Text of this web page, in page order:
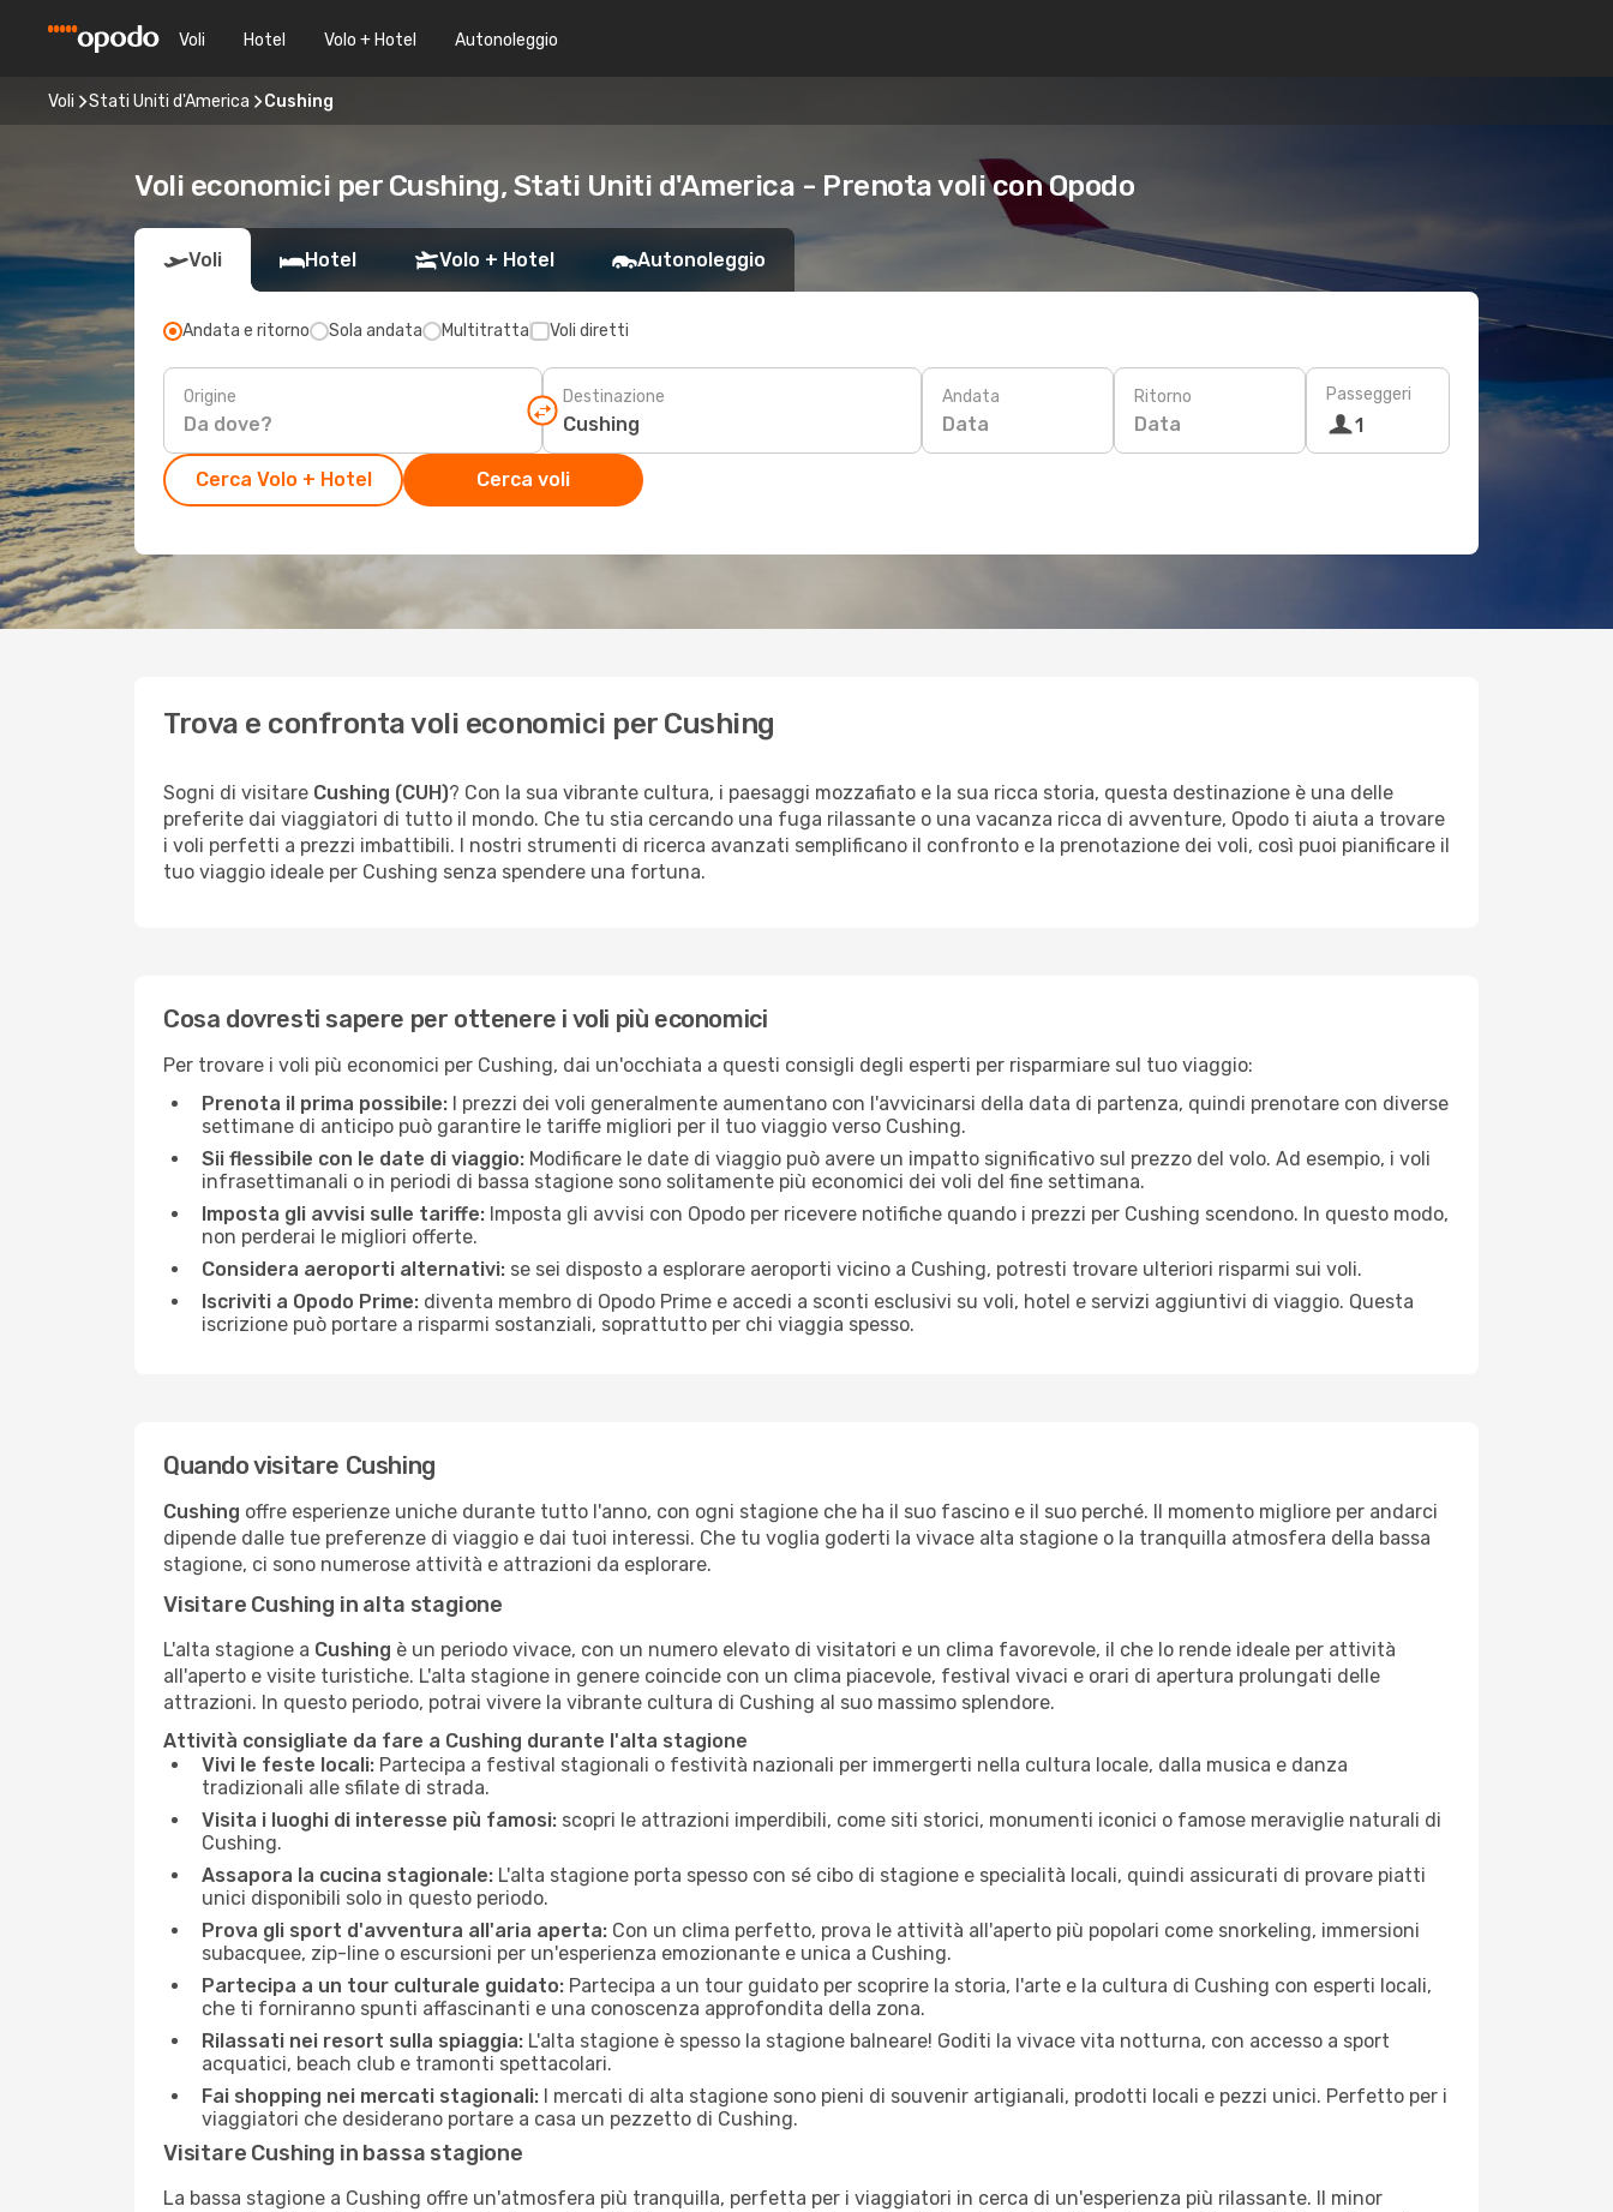
Voli Hotel Volo + Hotel Autonoleggio
Voli Stati Uniti d'America Cushing
Voli economici per Cushing, Stati Uniti d'America - Prenota voli con Opodo
Voli Hotel Volo + Hotel Autonoleggio
Andata e ritorno Sola andata Multitratta Voli diretti
Origine Destinazione Andata
Data
Ritorno
Data
Passeggeri
1
Cerca Volo + Hotel Cerca voli
Trova e confronta voli economici per Cushing
Sogni di visitare Cushing (CUH)? Con la sua vibrante cultura, i paesaggi mozzafiato e la sua ricca storia, questa destinazione è una delle
preferite dai viaggiatori di tutto il mondo. Che tu stia cercando una fuga rilassante o una vacanza ricca di avventure, Opodo ti aiuta a trovare
i voli perfetti a prezzi imbattibili. I nostri strumenti di ricerca avanzati semplificano il confronto e la prenotazione dei voli, così puoi pianificare il
tuo viaggio ideale per Cushing senza spendere una fortuna.
Cosa dovresti sapere per ottenere i voli più economici
Per trovare i voli più economici per Cushing, dai un'occhiata a questi consigli degli esperti per risparmiare sul tuo viaggio:
Prenota il prima possibile: I prezzi dei voli generalmente aumentano con l'avvicinarsi della data di partenza, quindi prenotare con diverse
settimane di anticipo può garantire le tariffe migliori per il tuo viaggio verso Cushing.
Sii flessibile con le date di viaggio: Modificare le date di viaggio può avere un impatto significativo sul prezzo del volo. Ad esempio, i voli
infrasettimanali o in periodi di bassa stagione sono solitamente più economici dei voli del fine settimana.
Imposta gli avvisi sulle tariffe: Imposta gli avvisi con Opodo per ricevere notifiche quando i prezzi per Cushing scendono. In questo modo,
non perderai le migliori offerte.
Considera aeroporti alternativi: se sei disposto a esplorare aeroporti vicino a Cushing, potresti trovare ulteriori risparmi sui voli.
Iscriviti a Opodo Prime: diventa membro di Opodo Prime e accedi a sconti esclusivi su voli, hotel e servizi aggiuntivi di viaggio. Questa
iscrizione può portare a risparmi sostanziali, soprattutto per chi viaggia spesso.
Quando visitare Cushing
Cushing offre esperienze uniche durante tutto l'anno, con ogni stagione che ha il suo fascino e il suo perché. Il momento migliore per andarci
dipende dalle tue preferenze di viaggio e dai tuoi interessi. Che tu voglia goderti la vivace alta stagione o la tranquilla atmosfera della bassa
stagione, ci sono numerose attività e attrazioni da esplorare.
Visitare Cushing in alta stagione
L'alta stagione a Cushing è un periodo vivace, con un numero elevato di visitatori e un clima favorevole, il che lo rende ideale per attività
all'aperto e visite turistiche. L'alta stagione in genere coincide con un clima piacevole, festival vivaci e orari di apertura prolungati delle
attrazioni. In questo periodo, potrai vivere la vibrante cultura di Cushing al suo massimo splendore.
Attività consigliate da fare a Cushing durante l'alta stagione
Vivi le feste locali: Partecipa a festival stagionali o festività nazionali per immergerti nella cultura locale, dalla musica e danza
tradizionali alle sfilate di strada.
Visita i luoghi di interesse più famosi: scopri le attrazioni imperdibili, come siti storici, monumenti iconici o famose meraviglie naturali di
Cushing.
Assapora la cucina stagionale: L'alta stagione porta spesso con sé cibo di stagione e specialità locali, quindi assicurati di provare piatti
unici disponibili solo in questo periodo.
Prova gli sport d'avventura all'aria aperta: Con un clima perfetto, prova le attività all'aperto più popolari come snorkeling, immersioni
subacquee, zip-line o escursioni per un'esperienza emozionante e unica a Cushing.
Partecipa a un tour culturale guidato: Partecipa a un tour guidato per scoprire la storia, l'arte e la cultura di Cushing con esperti locali,
che ti forniranno spunti affascinanti e una conoscenza approfondita della zona.
Rilassati nei resort sulla spiaggia: L'alta stagione è spesso la stagione balneare! Goditi la vivace vita notturna, con accesso a sport
acquatici, beach club e tramonti spettacolari.
Fai shopping nei mercati stagionali: I mercati di alta stagione sono pieni di souvenir artigianali, prodotti locali e pezzi unici. Perfetto per i
viaggiatori che desiderano portare a casa un pezzetto di Cushing.
Visitare Cushing in bassa stagione
La bassa stagione a Cushing offre un'atmosfera più tranquilla, perfetta per i viaggiatori in cerca di un'esperienza più rilassante. Il minor